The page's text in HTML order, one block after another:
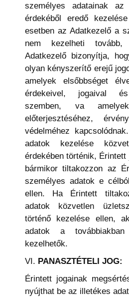
személyes adatainak az
érdekéből eredő
esetben az Adatkezelő a
nem kezelheti
Adatkezelő bizonyítja,
olyan kényszerítő erejű
amelyek elsőbbséget
érdekeivel, jogaival és
szemben, va
előterjesztéséhez,
védelméhez
adatok kezelése
érdekében történik,
bármikor tiltakozzon az
személyes adatok e
ellen. Ha Érintett
adatok közvetlen
történő kezelése ellen,
adatok a
kezelhetők.
VI. PANASZTÉTELI JOG:
Érintett jogainak
nyújthat be az illetékes